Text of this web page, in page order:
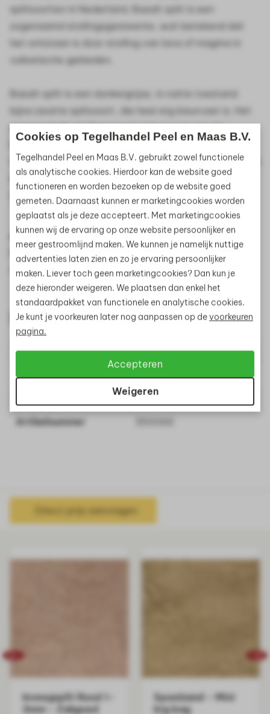
splitsoorten in Nederland. Basalt split is een
zogenaamd stollingsgesteente, wat betekend dat
het ontstaan is door stolling van lava of magma in
vulkanische gebieden.
Basalt split is een donkergrijze, in natte toestand
bijna zwarte splitsoort, die heel erg kleurvast is. Het
zogenaamde stollingsgesteente is een van de
hardste gesteenten en daardoor uitermate geschikt
voor zwaar belaste oppervlakten als parkeerplaatsen
en opritten. Uiteraard misstaat deze splitsoort ook
niet in jouw tuin.
Basalt split van Gardenlux is in twee afmetingen
verkrijgbaar: 8/11mm en 16/32mm.
Specificaties
Grindmaat
8/11mm
Gewicht
1500kg
Split
Artikelnummer
Direct prijs aanvragen
Gerelateerde producten
Inveegsplit Rood 1-
3mm - Zakgoed
Speelzand - Mini
big bag
Cookies op Tegelhandel Peel en Maas B.V.
Tegelhandel Peel en Maas B.V. gebruikt zowel functionele
als analytische cookies. Hierdoor kan de website goed
functioneren en worden bezoeken op de website goed
gemeten. Daarnaast kunnen er marketingcookies worden
geplaatst als je deze accepteert. Met marketingcookies
kunnen wij de ervaring op onze website persoonlijker en
meer gestroomlijnd maken. We kunnen je namelijk nuttige
advertenties laten zien en zo je ervaring persoonlijker
maken. Liever toch geen marketingcookies? Dan kun je
deze hieronder weigeren. We plaatsen dan enkel het
standaardpakket van functionele en analytische cookies.
Je kunt je voorkeuren later nog aanpassen op devoorkeuren
pagina.
Accepteren
Weigeren